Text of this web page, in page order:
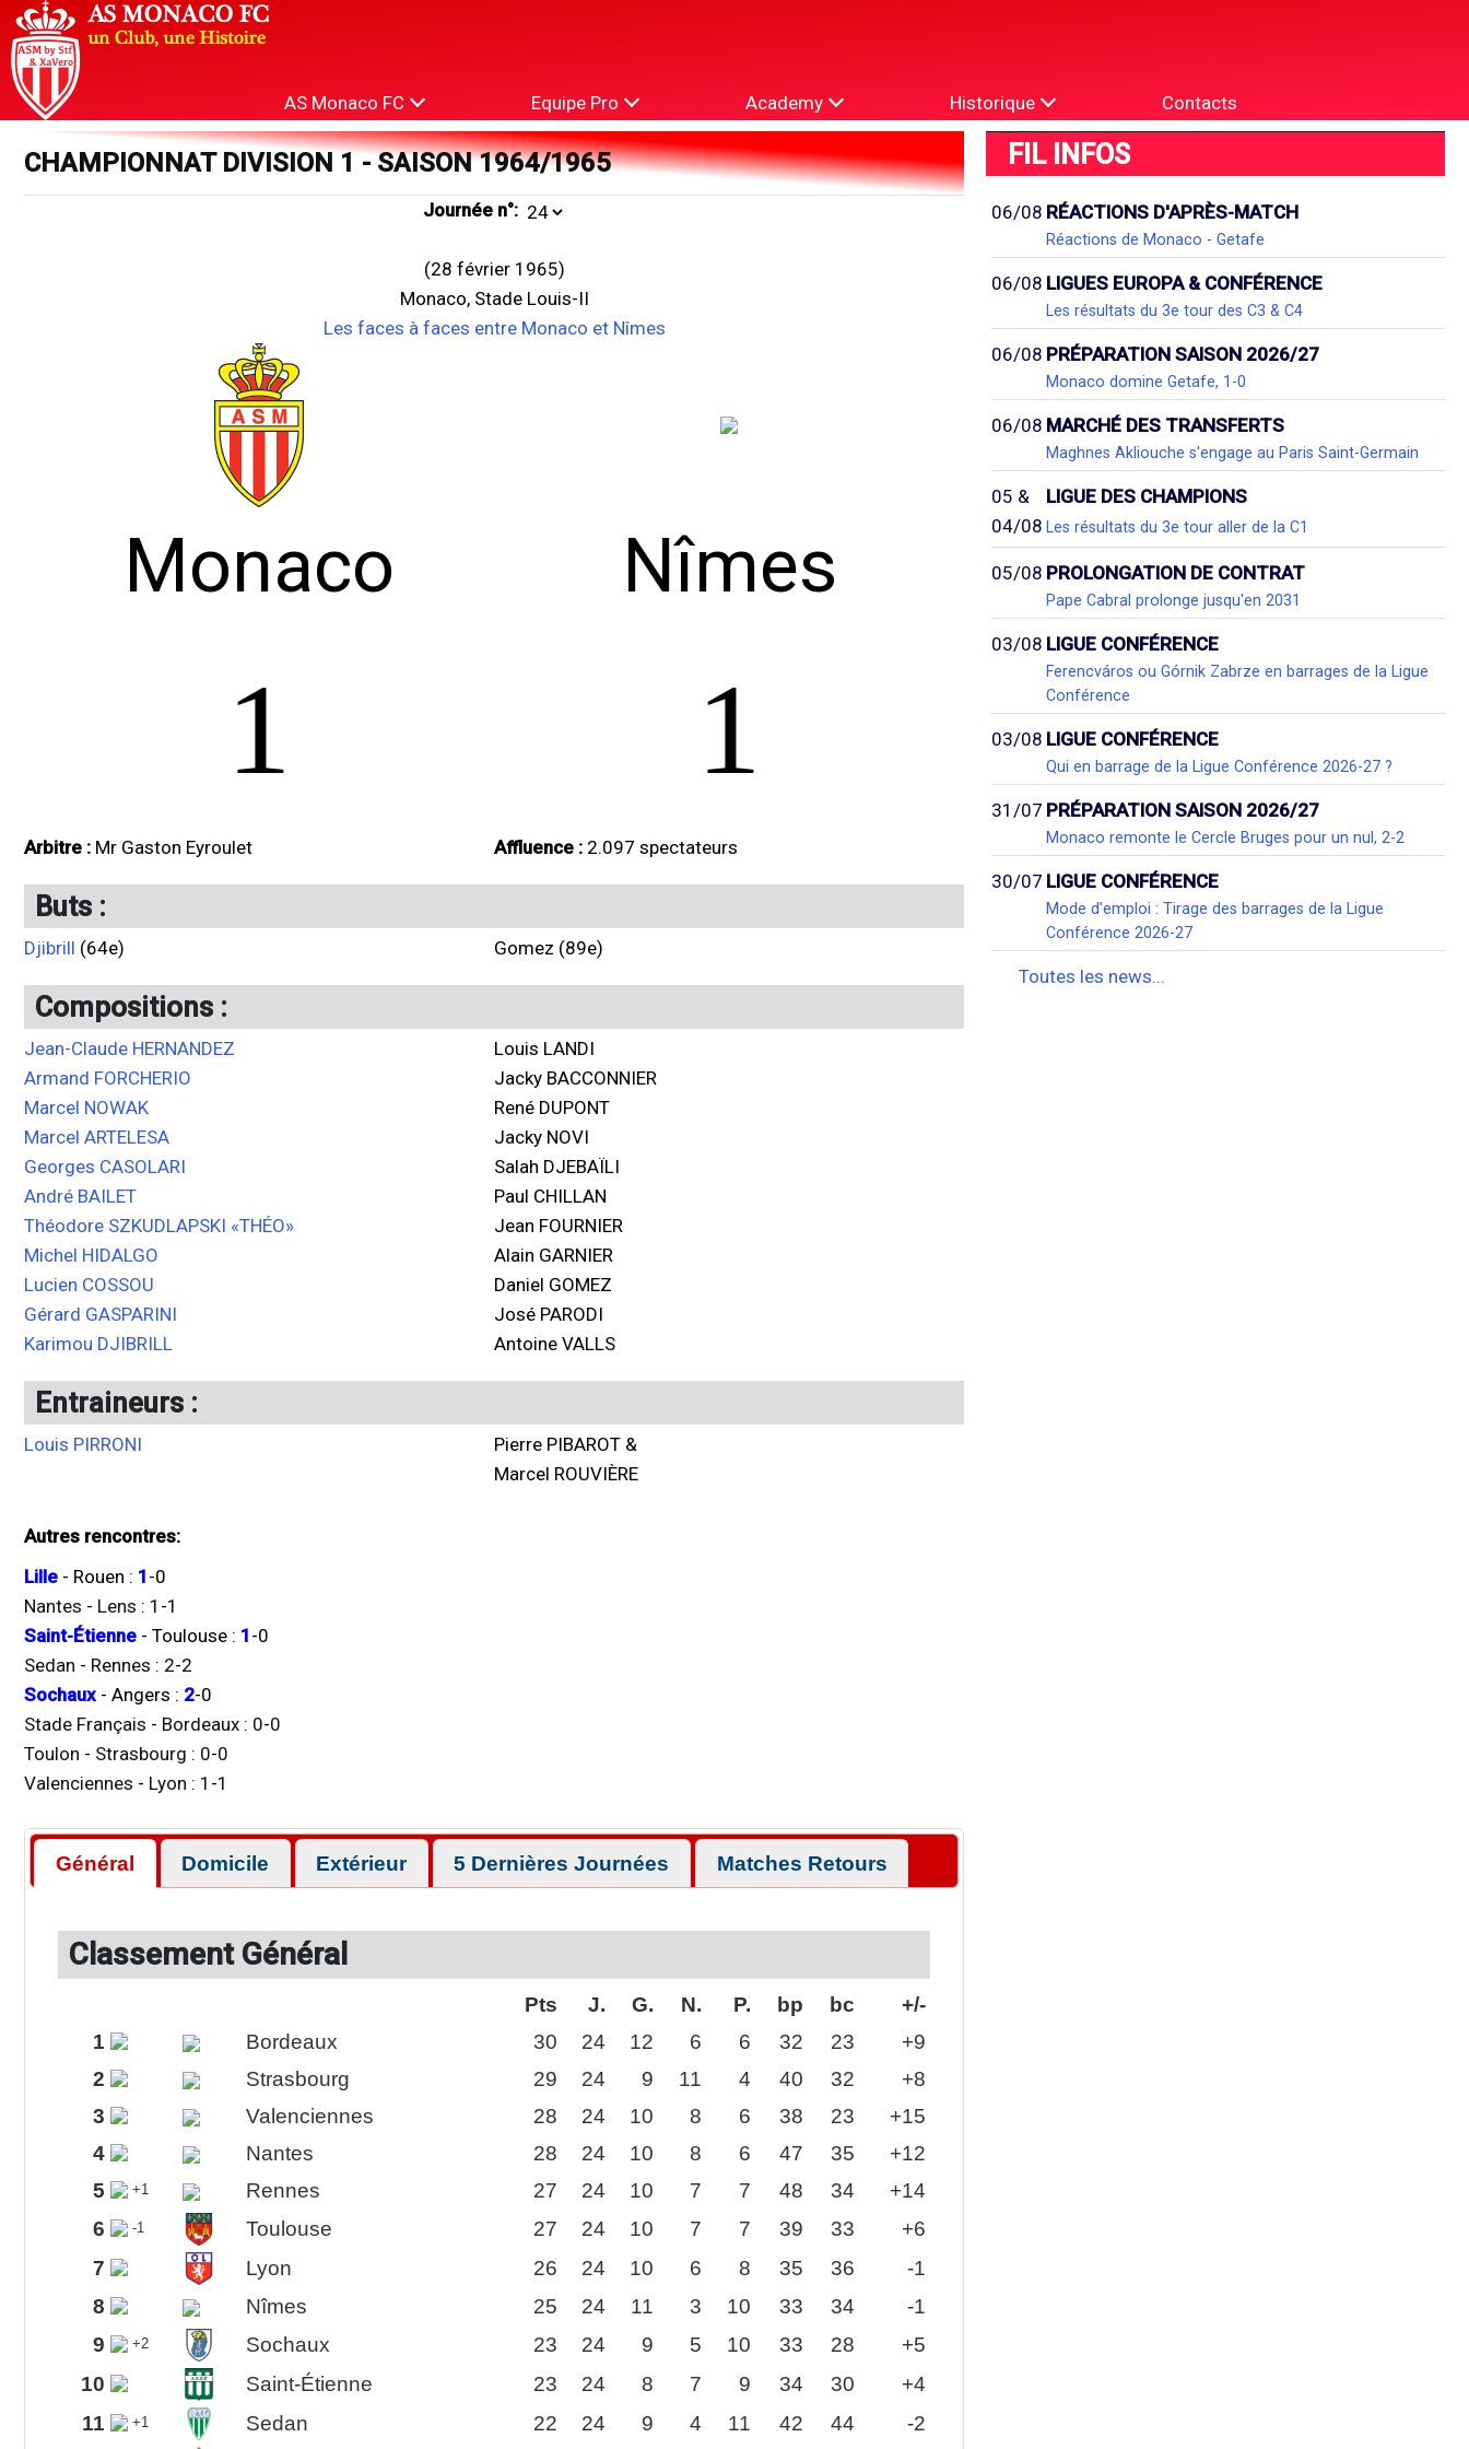
AS Monaco FC Equipe Pro Academy Historique Contacts
CHAMPIONNAT DIVISION 1 - SAISON 1964/1965
Journée n°:
(28 février 1965)
Monaco, Stade Louis-II
Les faces à faces entre Monaco et Nîmes
Monaco Nîmes
1 1
Arbitre : Mr Gaston Eyroulet Affluence : 2.097 spectateurs
Buts :
Djibrill (64e) Gomez (89e)
Compositions :
Jean-Claude HERNANDEZ
Armand FORCHERIO
Marcel NOWAK
Marcel ARTELESA
Georges CASOLARI
André BAILET
Théodore SZKUDLAPSKI «THÉO»
Michel HIDALGO
Lucien COSSOU
Gérard GASPARINI
Karimou DJIBRILL
Louis LANDI
Jacky BACCONNIER
René DUPONT
Jacky NOVI
Salah DJEBAÏLI
Paul CHILLAN
Jean FOURNIER
Alain GARNIER
Daniel GOMEZ
José PARODI
Antoine VALLS
Entraineurs :
Louis PIRRONI
Pierre PIBAROT &
Marcel ROUVIÈRE
Autres rencontres:
Lille - Rouen : 1 -0
Nantes - Lens : 1 -1
Saint-Étienne - Toulouse : 1 -0
Sedan - Rennes : 2-2
Sochaux - Angers : 2-0
Stade Français - Bordeaux : 0-0
Toulon - Strasbourg : 0-0
Valenciennes - Lyon : 1 -1
Général Domicile Extérieur 5 Dernières Journées Matches Retours
Classement Général
Pts J. G. N. P. bp bc
+/-
1
Bordeaux 30 24 12 6 6 32 23
+9
2
Strasbourg 29 24 9 11 4 40 32
+8
3
Valenciennes 28 24 10 8 6 38 23
+15
4
Nantes 28 24 10 8 6 47 35
+12
5
+1 Rennes 27 24 10 7 7 48 34
+14
6
-1 Toulouse 27 24 10 7 7 39 33
+6
7
Lyon 26 24 10 6 8 35 36
-1
8
Nîmes 25 24 11 3 10 33 34
-1
9
+2 Sochaux 23 24 9 5 10 33 28
+5
10
Saint-Étienne 23 24 8 7 9 34 30
+4
11
+1 Sedan 22 24 9 4 11 42 44 -2
FIL INFOS
06/08 RÉACTIONS D'APRÈS-MATCH
Réactions de Monaco - Getafe
06/08 LIGUES EUROPA & CONFÉRENCE
Les résultats du 3e tour des C3 & C4
06/08 PRÉPARATION SAISON 2026/27
Monaco domine Getafe, 1-0
06/08 MARCHÉ DES TRANSFERTS
Maghnes Akliouche s'engage au Paris Saint-Germain
05 &
04/08
LIGUE DES CHAMPIONS
Les résultats du 3e tour aller de la C1
05/08 PROLONGATION DE CONTRAT
Pape Cabral prolonge jusqu'en 2031
03/08 LIGUE CONFÉRENCE
Ferencváros ou Górnik Zabrze en barrages de la Ligue
Conférence
03/08 LIGUE CONFÉRENCE
Qui en barrage de la Ligue Conférence 2026-27 ?
31/07 PRÉPARATION SAISON 2026/27
Monaco remonte le Cercle Bruges pour un nul, 2-2
30/07 LIGUE CONFÉRENCE
Mode d'emploi : Tirage des barrages de la Ligue
Conférence 2026-27
Toutes les news...